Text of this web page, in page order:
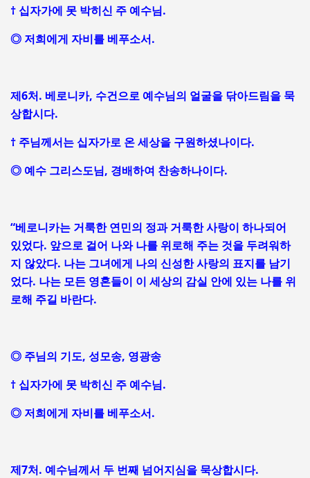
† 십자가에 못 박히신 주 예수님.
◎ 저희에게 자비를 베푸소서.
제6처. 베로니카, 수건으로 예수님의 얼굴을 닦아드림을 묵
상합시다.
† 주님께서는 십자가로 온 세상을 구원하셨나이다.
◎ 예수 그리스도님, 경배하여 찬송하나이다.
“베로니카는 거룩한 연민의 정과 거룩한 사랑이 하나되어
있었다. 앞으로 걸어 나와 나를 위로해 주는 것을 두려워하
지 않았다. 나는 그녀에게 나의 신성한 사랑의 표지를 남기
었다. 나는 모든 영혼들이 이 세상의 감실 안에 있는 나를 위
로해 주길 바란다.
◎ 주님의 기도, 성모송, 영광송
† 십자가에 못 박히신 주 예수님.
◎ 저희에게 자비를 베푸소서.
제7처. 예수님께서 두 번째 넘어지심을 묵상합시다.